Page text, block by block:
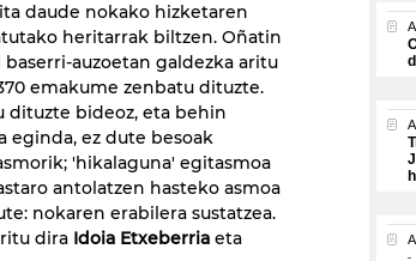
daude nokako hizketaren
heritarrak biltzen. Oñatin
auzoetan galdezka aritu
emakume zenbatu dituzte.
dituzte bideoz, eta behin
eginda, ez dute besoak
'hikalaguna' egitasmoa
antolatzen hasteko asmoa
nokaren erabilera sustatzea.
dira Idoia Etxeberria eta